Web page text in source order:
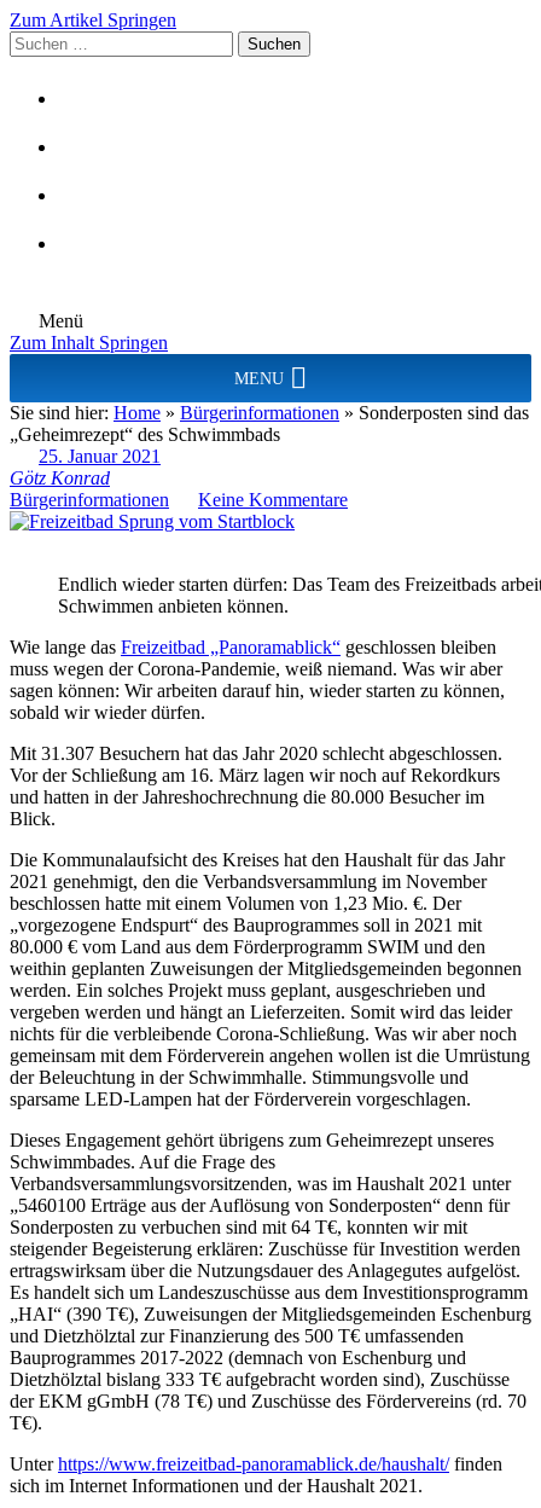
Zum Artikel Springen
Suchen
nach:
Menü
Zum Inhalt Springen
MENU
Sie sind hier: Home » Bürgerinformationen » Sonderposten sind das
„Geheimrezept“ des Schwimmbads
25. Januar 2021
Götz Konrad
Bürgerinformationen
Keine Kommentare
Endlich wieder starten dürfen: Das Team des Freizeitbads
Schwimmen anbieten können.
Wie lange das Freizeitbad „Panoramablick“ geschlossen bleiben
muss wegen der Corona-Pandemie, weiß niemand. Was wir aber
sagen können: Wir arbeiten darauf hin, wieder starten zu können,
sobald wir wieder dürfen.
Mit 31.307 Besuchern hat das Jahr 2020 schlecht abgeschlossen.
Vor der Schließung am 16. März lagen wir noch auf Rekordkurs
und hatten in der Jahreshochrechnung die 80.000 Besucher im
Blick.
Die Kommunalaufsicht des Kreises hat den Haushalt für das Jahr
2021 genehmigt, den die Verbandsversammlung im November
beschlossen hatte mit einem Volumen von 1,23 Mio. €. Der
„vorgezogene Endspurt“ des Bauprogrammes soll in 2021 mit
80.000 € vom Land aus dem Förderprogramm SWIM und den
weithin geplanten Zuweisungen der Mitgliedsgemeinden begonnen
werden. Ein solches Projekt muss geplant, ausgeschrieben und
vergeben werden und hängt an Lieferzeiten. Somit wird das leider
nichts für die verbleibende Corona-Schließung. Was wir aber noch
gemeinsam mit dem Förderverein angehen wollen ist die Umrüstung
der Beleuchtung in der Schwimmhalle. Stimmungsvolle und
sparsame LED-Lampen hat der Förderverein vorgeschlagen.
Dieses Engagement gehört übrigens zum Geheimrezept unseres
Schwimmbades. Auf die Frage des
Verbandsversammlungsvorsitzenden, was im Haushalt 2021 unter
„5460100 Erträge aus der Auflösung von Sonderposten“ denn für
Sonderposten zu verbuchen sind mit 64 T€, konnten wir mit
steigender Begeisterung erklären: Zuschüsse für Investition werden
ertragswirksam über die Nutzungsdauer des Anlagegutes aufgelöst.
Es handelt sich um Landeszuschüsse aus dem Investitionsprogramm
„HAI“ (390 T€), Zuweisungen der Mitgliedsgemeinden Eschenburg
und Dietzhölztal zur Finanzierung des 500 T€ umfassenden
Bauprogrammes 2017-2022 (demnach von Eschenburg und
Dietzhölztal bislang 333 T€ aufgebracht worden sind), Zuschüsse
der EKM gGmbH (78 T€) und Zuschüsse des Fördervereins (rd. 70
T€).
Unterhttps://www.freizeitbad-panoramablick.de/haushalt/finden
sich im Internet Informationen und der Haushalt 2021.